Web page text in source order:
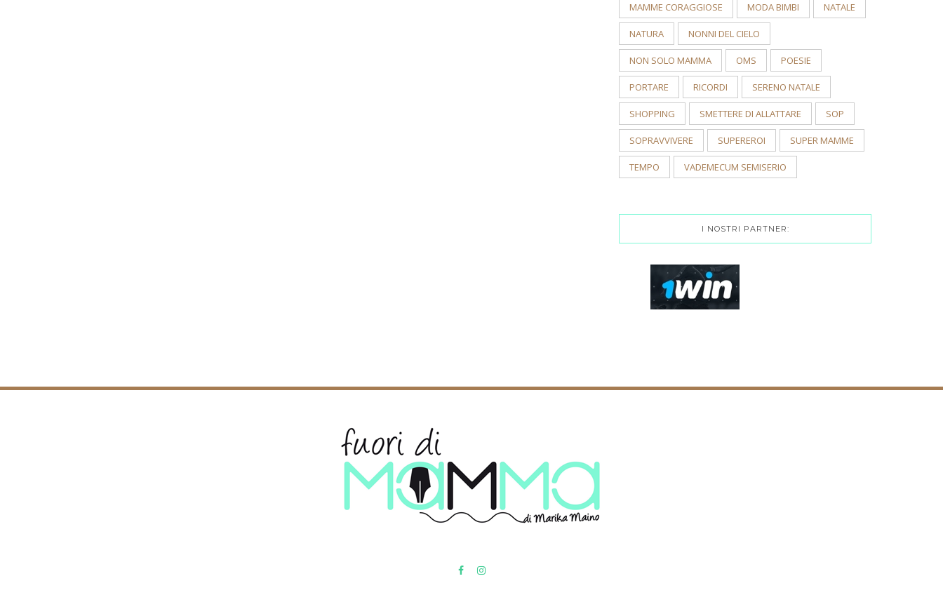
MAMME CORAGGIOSE MODA BIMBI NATALE
NATURA NONNI DEL CIELO
NON SOLO MAMMA OMS POESIE
PORTARE RICORDI SERENO NATALE
SHOPPING SMETTERE DI ALLATTARE SOP
SOPRAVVIVERE SUPEREROI SUPER MAMME
TEMPO VADEMECUM SEMISERIO
I NOSTRI PARTNER: